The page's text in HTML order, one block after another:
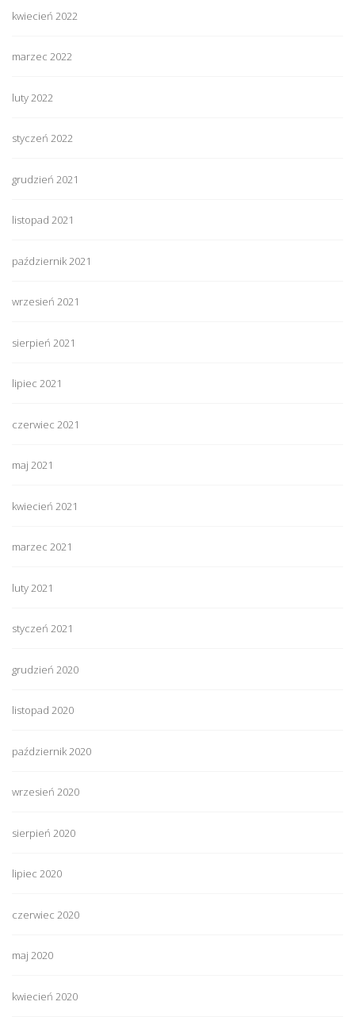
kwiecień 2022
marzec 2022
luty 2022
styczeń 2022
grudzień 2021
listopad 2021
październik 2021
wrzesień 2021
sierpień 2021
lipiec 2021
czerwiec 2021
maj 2021
kwiecień 2021
marzec 2021
luty 2021
styczeń 2021
grudzień 2020
listopad 2020
październik 2020
wrzesień 2020
sierpień 2020
lipiec 2020
czerwiec 2020
maj 2020
kwiecień 2020